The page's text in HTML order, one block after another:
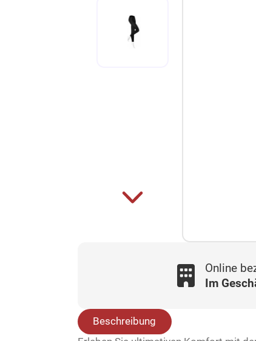
Online
Im
Beschreibung